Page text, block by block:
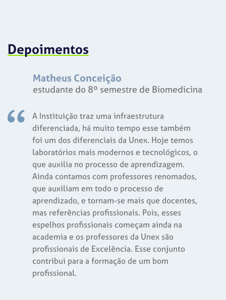
Depoimentos
Matheus Conceição
estudante do 8º semestre de Biomedicina
A Instituição traz uma infraestrutura
diferenciada, há muito tempo esse também
foi um dos diferenciais da Unex. Hoje temos
laboratórios mais modernos e tecnológicos, o
que auxilia no processo de aprendizagem.
Ainda contamos com professores renomados,
que auxiliam em todo o processo de
aprendizado, e tornam-se mais que docentes,
mas referências profissionais. Pois, esses
espelhos profissionais começam ainda na
academia e os professores da Unex são
profissionais de Excelência. Esse conjunto
contribui para a formação de um bom
profissional.